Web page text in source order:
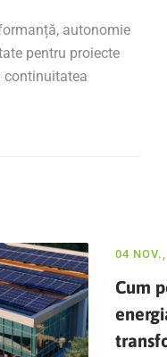
autonomie
pentru proiecte
continuitatea
04
Cum